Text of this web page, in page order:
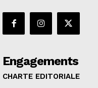
Engagements
CHARTE EDITORIALE